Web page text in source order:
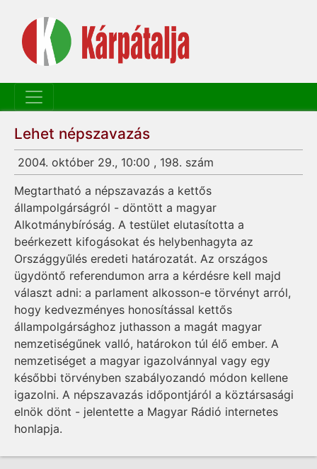
Lehet népszavazás
2004. október 29., 10:00 , 198. szám
Megtartható a népszavazás a kettős
állampolgárságról - döntött a magyar
Alkotmánybíróság. A testület elutasította a
beérkezett kifogásokat és helybenhagyta az
Országgyűlés eredeti határozatát. Az országos
ügydöntő referendumon arra a kérdésre kell majd
választ adni: a parlament alkosson-e törvényt arról,
hogy kedvezményes honosítással kettős
állampolgársághoz juthasson a magát magyar
nemzetiségűnek valló, határokon túl élő ember. A
nemzetiséget a magyar igazolvánnyal vagy egy
későbbi törvényben szabályozandó módon kellene
igazolni. A népszavazás időpontjáról a köztársasági
elnök dönt - jelentette a Magyar Rádió internetes
honlapja.